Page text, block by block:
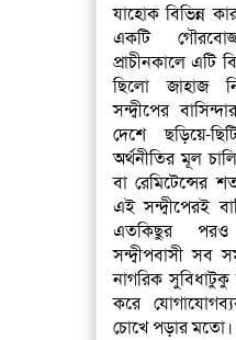
যাহোক বিভিন্ন
একটি
প্রাচীনকালে এটি
ছিলো জাহাজ
সন্দ্বীপের
দেশে ছড়িয়ে-
অর্থনীতির মূল
বা রেমিটেন্সের
এই সন্দ্বীপেরই
এতকিছুর
সন্দ্বীপবাসী সব
নাগরিক সুবিধাটুকু
করে
চোখে পড়ার মতো।